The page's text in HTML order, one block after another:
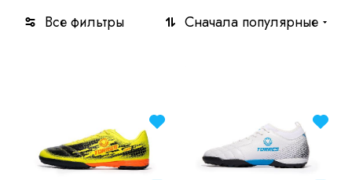
Все фильтры Сначала популярные